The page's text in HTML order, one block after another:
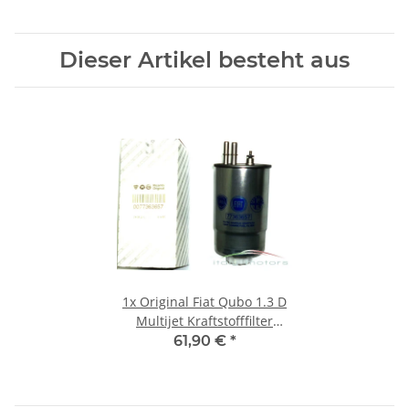
Dieser Artikel besteht aus
1x Original Fiat Qubo 1.3 D
Multijet Kraftstofffilter
Dieselfilter Filter 77363657
61,90 € *